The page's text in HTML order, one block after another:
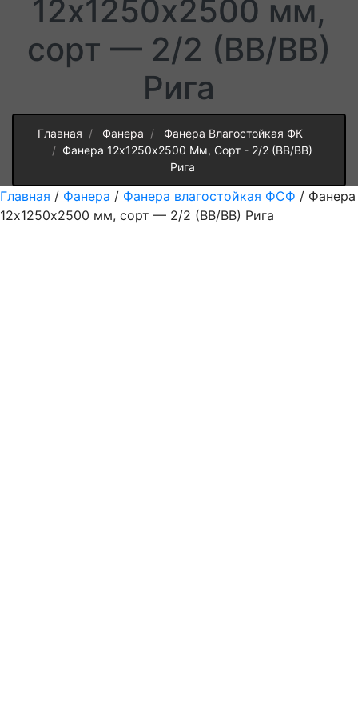
12х1250х2500 мм,
сорт — 2/2 (ВВ/ВВ)
Рига
Главная Фанера
Фанера Влагостойкая ФК
Фанера 12х1250х2500 Мм, Сорт - 2/2 (ВВ/ВВ)
Рига
Главная / Фанера / Фанера влагостойкая ФСФ / Фанера
12х1250х2500 мм, сорт — 2/2 (ВВ/ВВ) Рига